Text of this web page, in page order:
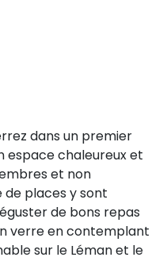
dans un premier
espace chaleureux et
et non
places y sont
de bons repas
verre en contemplant
sur le Léman et le